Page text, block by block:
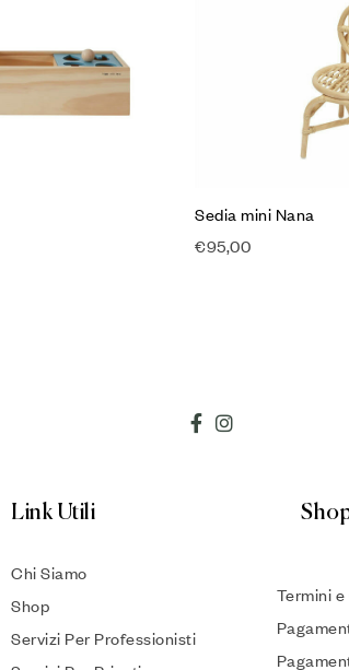
Aggiungi al
Sedia mini Nana
€95,00
Link Utili
Chi Siamo
Shop
Servizi Per Professionisti
Termini